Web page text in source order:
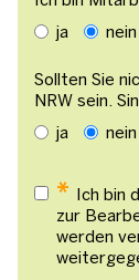
ja
nein
Sollten Sie
NRW sein.
ja
nein
* Ich bin
zur
werden